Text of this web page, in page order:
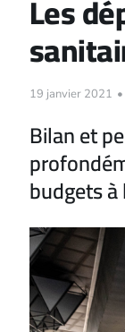
Les
19 janvier 2021 •
Bilan et
budgets